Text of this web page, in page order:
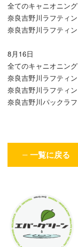
全てのキャニオニン
奈良吉野川ラフティ
奈良吉野川ラフティ
8月16日
全てのキャニオニン
奈良吉野川ラフテ
奈良吉野川ラフテ
奈良吉野川パックラ
一覧に戻る